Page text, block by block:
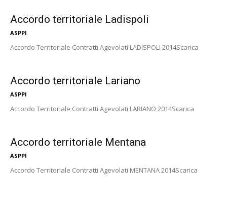
Accordo territoriale Ladispoli
ASPPI
Accordo Territoriale Contratti Agevolati LADISPOLI 2014Scarica
Accordo territoriale Lariano
ASPPI
Accordo Territoriale Contratti Agevolati LARIANO 2014Scarica
Accordo territoriale Mentana
ASPPI
Accordo Territoriale Contratti Agevolati MENTANA 2014Scarica